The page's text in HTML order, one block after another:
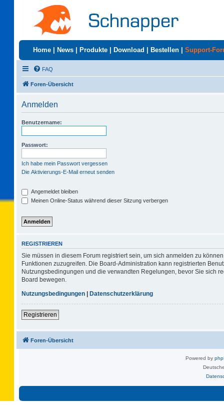
Home News Produkte Download Bestellen Support-
FAQ
Foren-Übersicht
Anmelden
Benutzername:
Passwort:
Ich habe mein Passwort vergessen
Die Aktivierungs-E-Mail erneut senden
Angemeldet bleiben
Meinen Online-Status während dieser Sitzung verbergen
REGISTRIEREN
Sie müssen in diesem Forum registriert sein, um sich anmelden zu
Funktionen zuzugreifen. Die Board-Administration kann registrierten
Nutzungsbedingungen und die verwandten Regelungen, bevor Sie sich
Board bewegen.
Nutzungsbedingungen | Datenschutzerklärung
Registrieren
Foren-Übersicht
Powered by